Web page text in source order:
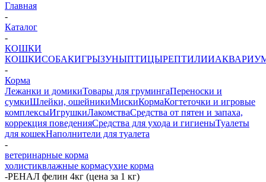
Главная
-
Каталог
-
КОШКИ
КОШКИСОБАКИГРЫЗУНЫПТИЦЫРЕПТИЛИИ
-
Корма
Лежанки и домикиТовары для грумингаПереноски и
сумкиШлейки, ошейникиМискиКормаКогтеточки и игровые
комплексыИгрушкиЛакомстваСредства от пятен и запаха,
коррекция поведенияСредства для ухода и гигиеныТуалеты
для кошекНаполнители для туалета
-
ветеринарные корма
холистиквлажные кормасухие корма
-РЕНАЛ фелин 4кг (цена за 1 кг)